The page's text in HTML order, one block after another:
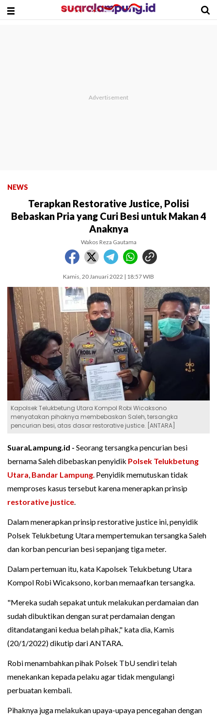
NEWS
Terapkan Restorative Justice, Polisi
Bebaskan Pria yang Curi Besi untuk Makan 4
Anaknya
Wakos Reza Gautama
Kamis, 20 Januari 2022 | 18:57 WIB
Kapolsek Telukbetung Utara Kompol Robi Wicaksono
menyatakan pihaknya membebaskan Saleh, tersangka
pencurian besi, atas dasar restorative justice. [ANTARA]
SuaraLampung.id - Seorang tersangka pencurian besi
bernama Saleh dibebaskan penyidik Polsek Telukbetung
Utara, Bandar Lampung. Penyidik memutuskan tidak
memproses kasus tersebut karena menerapkan prinsip
restorative justice.
Dalam menerapkan prinsip restorative justice ini, penyidik
Polsek Telukbetung Utara mempertemukan tersangka Saleh
dan korban pencurian besi sepanjang tiga meter.
Dalam pertemuan itu, kata Kapolsek Telukbetung Utara
Kompol Robi Wicaksono, korban memaafkan tersangka.
"Mereka sudah sepakat untuk melakukan perdamaian dan
sudah dibuktikan dengan surat perdamaian dengan
ditandatangani kedua belah pihak," kata dia, Kamis
(20/1/2022) dikutip dari ANTARA.
Robi menambahkan pihak Polsek TbU sendiri telah
menekankan kepada pelaku agar tidak mengulangi
perbuatan kembali.
Pihaknya juga melakukan upaya-upaya pencegahan dengan